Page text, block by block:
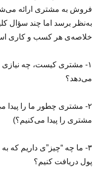
فروش به مشتری ارائه
به‌نظر برسد اما چند سؤال
خلاصه‌ی هر کسب و کاری
۱- مشتری کیست، چه نیازی
می‌دهد؟
۲- مشتری چطور ما را پیدا
مشتری را پیدا می‌کنیم؟)
۳- ما چه “چیز”ی داریم که
پول دریافت کنیم؟